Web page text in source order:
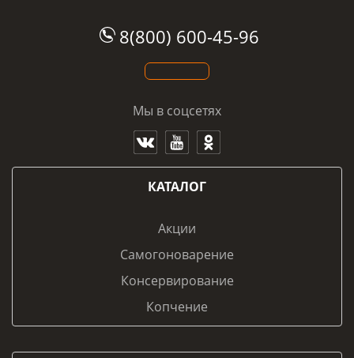
8(800) 600-45-96
Мы в соцсетях
КАТАЛОГ
Акции
Самогоноварение
Консервирование
Копчение